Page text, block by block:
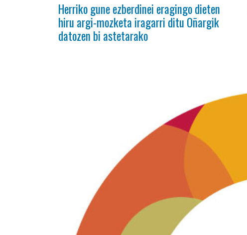
Herriko gune ezberdinei eragingo dieten
hiru argi-mozketa iragarri ditu Oñargik
datozen bi astetarako